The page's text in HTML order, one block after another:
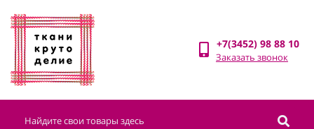
+7(3452) 98 88 10
Заказать звонок